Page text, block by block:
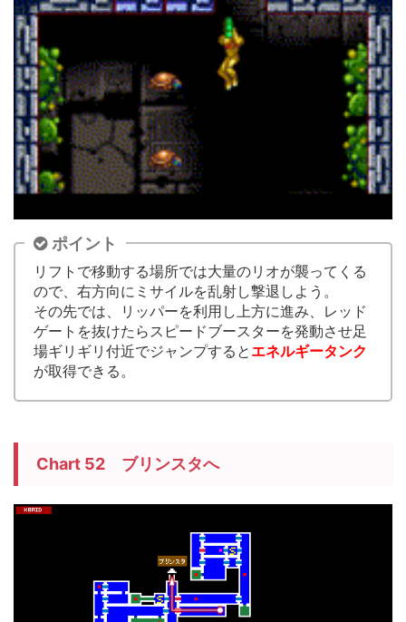
ポイント
リフトで移動する場所では大量のリオが襲ってくる
ので、右方向にミサイルを乱射し撃退しよう。
その先では、リッパーを利用し上方に進み、レッド
ゲートを抜けたらスピードブースターを発動させ足
場ギリギリ付近でジャンプすると エネルギータンク
が取得できる。
Chart 52 ブリンスタへ